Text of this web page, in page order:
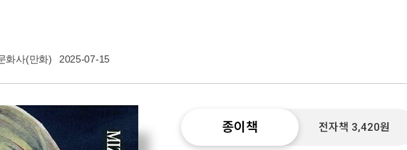
화사(만화) 2025-07-15
종이책 전자책 3,420원